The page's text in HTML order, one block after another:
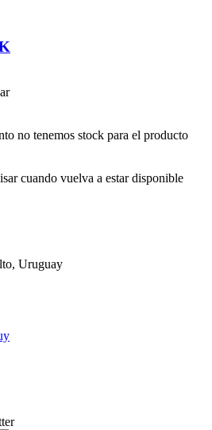
no tenemos stock para el producto
cuando vuelva a estar disponible
Uruguay